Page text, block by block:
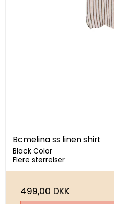
Bcmelina ss linen shirt
Black Color
Flere størrelser
499,00 DKK